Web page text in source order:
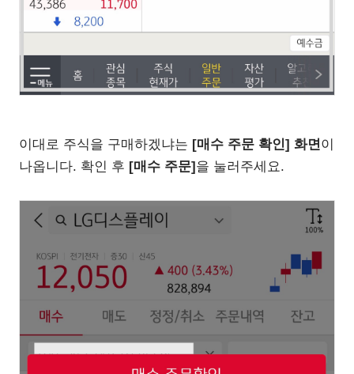
이대로 주식을 구매하겠냐는 [매수 주문 확인] 화면 이
나옵니다. 확인 후 [매수 주문]을 눌러주세요.